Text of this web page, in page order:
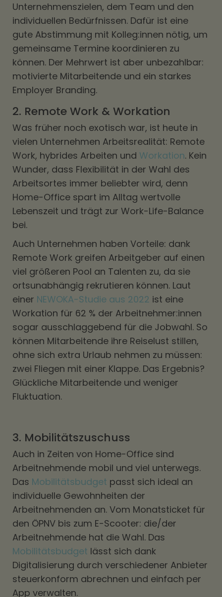
Unternehmenszielen, dem Team und den
individuellen Bedürfnissen. Dafür ist eine
gute Abstimmung mit Kolleg:innen nötig, um
gemeinsame Termine koordinieren zu
können. Der Mehrwert ist aber unbezahlbar:
motivierte Mitarbeitende und ein starkes
Employer Branding.
2. Remote Work & Workation
Was früher noch exotisch war, ist heute in
vielen Unternehmen Arbeitsrealität: Remote
Work, hybrides Arbeiten und Workation. Kein
Wunder, dass Flexibilität in der Wahl des
Arbeitsortes immer beliebter wird, denn
Home-Office spart im Alltag wertvolle
Lebenszeit und trägt zur Work-Life-Balance
bei.
Auch Unternehmen haben Vorteile: dank
Remote Work greifen Arbeitgeber auf einen
viel größeren Pool an Talenten zu, da sie
ortsunabhängig rekrutieren können. Laut
einer NEWOKA-Studie aus 2022 ist eine
Workation für 62 % der Arbeitnehmer:innen
sogar ausschlaggebend für die Jobwahl. So
können Mitarbeitende ihre Reiselust stillen,
ohne sich extra Urlaub nehmen zu müssen:
zwei Fliegen mit einer Klappe. Das Ergebnis?
Glückliche Mitarbeitende und weniger
Fluktuation.
3. Mobilitätszuschuss
Auch in Zeiten von Home-Office sind
Arbeitnehmende mobil und viel unterwegs.
Das Mobilitätsbudget passt sich ideal an
individuelle Gewohnheiten der
Arbeitnehmenden an. Vom Monatsticket für
den ÖPNV bis zum E-Scooter: die/der
Arbeitnehmende hat die Wahl. Das
Mobilitätsbudget lässt sich dank
Digitalisierung durch verschiedener Anbieter
steuerkonform abrechnen und einfach per
App verwalten.